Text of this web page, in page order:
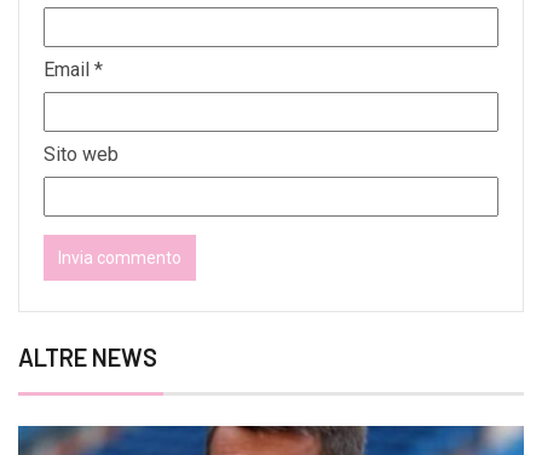
Email *
Sito web
ALTRE NEWS